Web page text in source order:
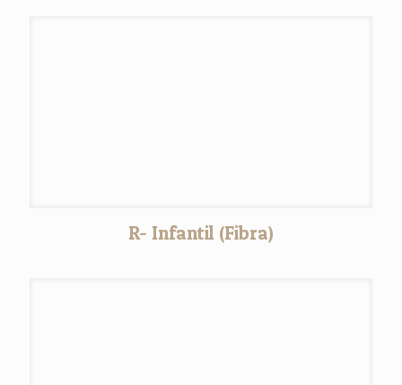
R- Infantil (Fibra)